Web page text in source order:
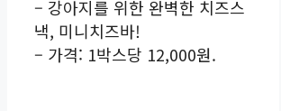
– 강아지를 위한 완벽한 치즈스
낵, 미니치즈바!
– 가격: 1박스당 12,000원.